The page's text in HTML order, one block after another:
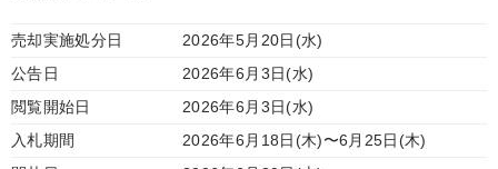
売却実施処分日
2026年5月20日(水)
公告日
2026年6月3日(水)
閲覧開始日
2026年6月3日(水)
入札期間
2026年6月18日(木)〜6月25日(木)